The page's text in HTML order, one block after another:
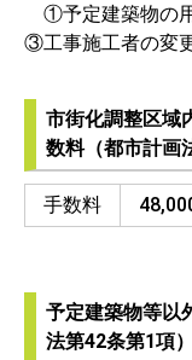
①予定建築物
③工事施工者の変
市街化調整区域
数料（都市計画
手数料
予定建築物等以
法第42条第1項）